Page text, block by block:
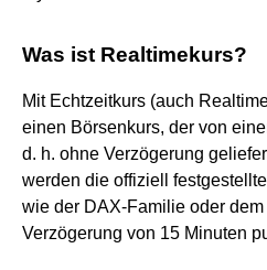
Was ist Realtimekurs?
Mit Echtzeitkurs (auch
einen Börsenkurs, der von
d. h. ohne Verzögerung
werden die offiziell
wie der DAX-Familie oder
Verzögerung von 15 Minuten